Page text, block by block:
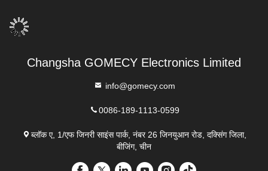
Changsha GOMECY Electronics Limited
info@gomecy.com
0086-189-1113-0599
ब्लॉक ए, 1/एफ जिनरी साइंस पार्क, नंबर 26 जिनयुआन रोड, दक्सिंग जिला,
बीजिंग, चीन